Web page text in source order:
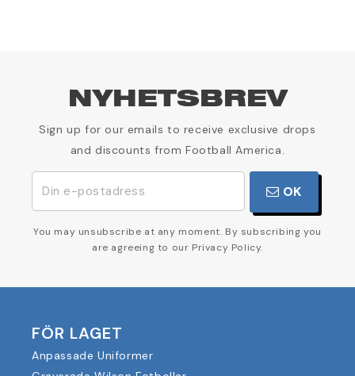
NYHETSBREV
Sign up for our emails to receive exclusive drops
and discounts from Football America.
OK
You may unsubscribe at any moment. By subscribing you
are agreeing to our Privacy Policy.
FÖR LAGET
Anpassade Uniformer